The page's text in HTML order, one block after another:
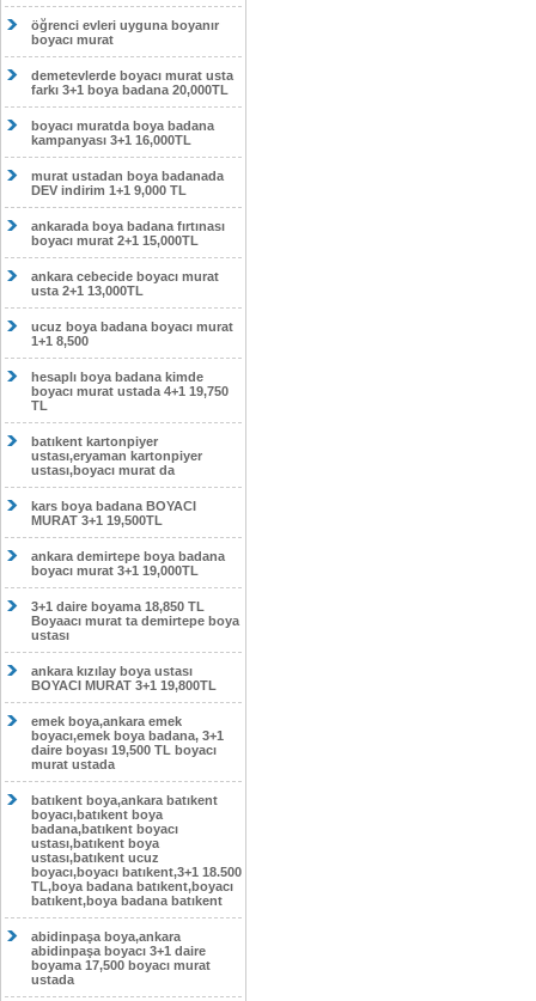
öğrenci evleri uyguna boyanır
boyacı murat
demetevlerde boyacı murat usta
farkı 3+1 boya badana 20,000TL
boyacı muratda boya badana
kampanyası 3+1 16,000TL
murat ustadan boya badanada
DEV indirim 1+1 9,000 TL
ankarada boya badana fırtınası
boyacı murat 2+1 15,000TL
ankara cebecide boyacı murat
usta 2+1 13,000TL
ucuz boya badana boyacı murat
1+1 8,500
hesaplı boya badana kimde
boyacı murat ustada 4+1 19,750
TL
batıkent kartonpiyer
ustası,eryaman kartonpiyer
ustası,boyacı murat da
kars boya badana BOYACI
MURAT 3+1 19,500TL
ankara demirtepe boya badana
boyacı murat 3+1 19,000TL
3+1 daire boyama 18,850 TL
Boyaacı murat ta demirtepe boya
ustası
ankara kızılay boya ustası
BOYACI MURAT 3+1 19,800TL
emek boya,ankara emek
boyacı,emek boya badana, 3+1
daire boyası 19,500 TL boyacı
murat ustada
batıkent boya,ankara batıkent
boyacı,batıkent boya
badana,batıkent boyacı
ustası,batıkent boya
ustası,batıkent ucuz
boyacı,boyacı batıkent,3+1 18.500
TL,boya badana batıkent,boyacı
batıkent,boya badana batıkent
abidinpaşa boya,ankara
abidinpaşa boyacı 3+1 daire
boyama 17,500 boyacı murat
ustada